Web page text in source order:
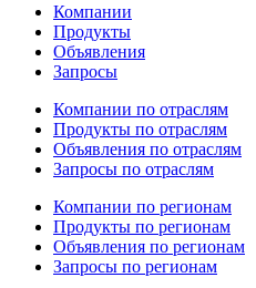
Компании
Продукты
Объявления
Запросы
Компании по отраслям
Продукты по отраслям
Объявления по отраслям
Запросы по отраслям
Компании по регионам
Продукты по регионам
Объявления по регионам
Запросы по регионам